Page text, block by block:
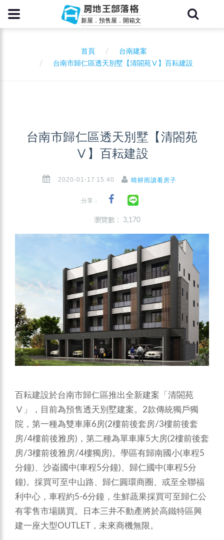
房地王部落格
新屋．預售屋．開箱文
首頁
台南建案
台南市歸仁區透天別墅【清閤苑Ⅴ】百耘建設
台南市歸仁區透天別墅【清閤苑
Ⅴ】百耘建設
2020-01-17 15:40 晴耕雨讀看房子
分享：
瀏覽數 : 3,170
百耘建設於台南市歸仁區推出全新建案「清閤苑
Ⅴ」，目前為預售透天別墅建案。2款傳統獨戶獨
院，第一種為雙車庫6房(2樓前後套房/3樓前後套
房/4樓前後雅房)，第二種為單車庫5大房(2樓前後套
房/3樓前後雅房/4樓獨房)。學區有歸南國小(車程5
分鐘)、沙崙國中(車程5分鐘)、歸仁國中(車程5分
鐘)。採買可至中山路、歸仁圓環商圈、或至全聯福
利中心，車程約5-6分鐘，生鮮蔬果採買可至歸仁公
有零售市場購買。日本三井不動產將於高鐵特區興
建一座大型OUTLET，未來商機無限。